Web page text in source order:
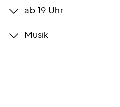
ab 19 Uhr
Musik